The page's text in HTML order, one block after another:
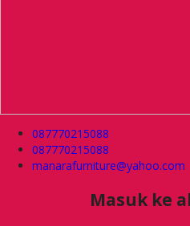
087770215088
087770215088
manarafurniture@yahoo.com
Masuk ke